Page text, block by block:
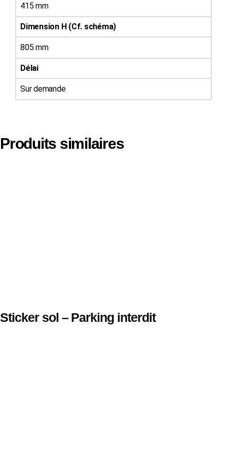
415 mm
Dimension H (Cf. schéma)
805 mm
Délai
Sur demande
Produits similaires
Sticker sol – Parking interdit